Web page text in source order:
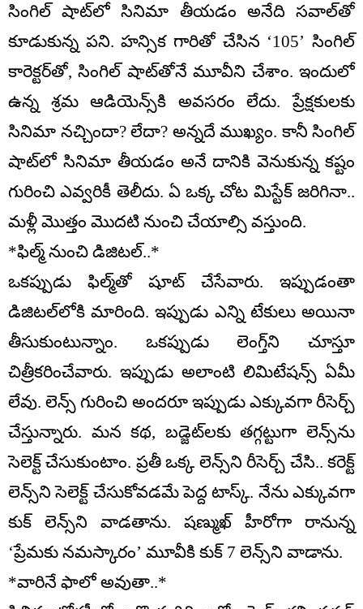
సింగిల్ షాట్‌లో సినిమా తీయడం అనేది సవాల్‌తో
కూడుకున్న పని. హన్సిక గారితో చేసిన ‘105’ సింగిల్
కారెక్టర్‌తో, సింగిల్ షాట్‌తోనే మూవీని చేశాం. ఇందులో
ఉన్న శ్రమ ఆడియెన్స్‌కి అవసరం లేదు. ప్రేక్షకులకు
సినిమా నచ్చిందా? లేదా? అన్నదే ముఖ్యం. కానీ సింగిల్
షాట్‌లో సినిమా తీయడం అనే దానికి వెనుకున్న కష్టం
గురించి ఎవ్వరికీ తెలీదు. ఏ ఒక్క చోట మిస్టేక్ జరిగినా..
మళ్లీ మొత్తం మొదటి నుంచి చేయాల్సి వస్తుంది.
*ఫిల్మ్ నుంచి డిజిటల్..*
ఒకప్పుడు ఫిల్మ్‌తో షూట్ చేసేవారు. ఇప్పుడంతా
డిజిటల్‌లోకి మారింది. ఇప్పుడు ఎన్ని టేకులు అయినా
తీసుకుంటున్నాం. ఒకప్పుడు లెంగ్త్‌ని చూస్తూ
చిత్రీకరించేవారు. ఇప్పుడు అలాంటి లిమిటేషన్స్ ఏమీ
లేవు. లెన్స్ గురించి అందరూ ఇప్పుడు ఎక్కువగా రీసెర్చ్
చేస్తున్నారు. మన కథ, బడ్జెట్‌లకు తగ్గట్టుగా లెన్స్‌ను
సెలెక్ట్ చేసుకుంటాం. ప్రతీ ఒక్క లెన్స్‌ని రీసెర్చ్ చేసి.. కరెక్ట్
లెన్స్‌ని సెలెక్ట్ చేసుకోవడమే పెద్ద టాస్క్. నేను ఎక్కువగా
కుక్ లెన్స్‌ని వాడతాను. షణ్ముఖ్ హీరోగా రానున్న
‘ప్రేమకు నమస్కారం’ మూవీకి కుక్ 7 లెన్స్‌ని వాడాను.
*వారినే ఫాలో అవుతా..*